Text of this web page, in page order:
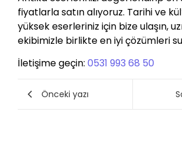
fiyatlarla satın alıyoruz. Tarihi ve
yüksek eserleriniz için bize ulaşın,
ekibimizle birlikte en iyi çözümleri
İletişime geçin: 0531 993 68 50
Önceki yazı